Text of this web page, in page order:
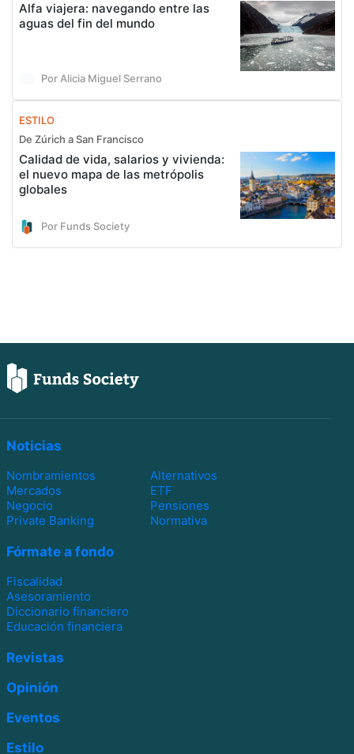
Alfa viajera: navegando entre las
aguas del fin del mundo
Por Alicia Miguel Serrano
ESTILO
De Zúrich a San Francisco
Calidad de vida, salarios y vivienda:
el nuevo mapa de las metrópolis
globales
Por Funds Society
Noticias
Nombramientos
Alternativos
Mercados
ETF
Negocio
Pensiones
Private Banking
Normativa
Fórmate a fondo
Fiscalidad
Asesoramiento
Diccionario financiero
Educación financiera
Revistas
Opinión
Eventos
Estilo